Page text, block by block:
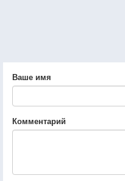
Ваше имя
Комментарий